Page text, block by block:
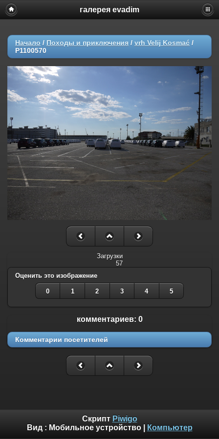
галерея evadim
Начало / Походы и приключения / vrh Velij Kosmać /
P1100570
Загрузки
57
Оценить это изображение
0 1 2 3 4 5
комментариев: 0
Комментарии посетителей
Скрипт Piwigo
Вид : Мобильное устройство| Компьютер